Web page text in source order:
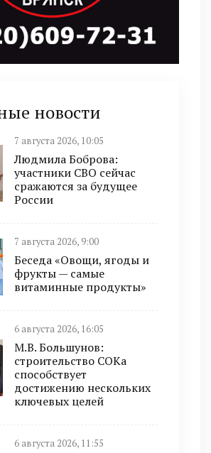
новости
7 августа 2026, 10:05
Людмила Боброва:
участники СВО сейчас
сражаются за будущее
России
7 августа 2026, 9:00
Беседа «Овощи, ягоды и
фрукты — самые
витаминные продукты»
6 августа 2026, 16:05
М.В. Большунов:
строительство СОКа
способствует
достижению нескольких
ключевых целей
6 августа 2026, 11:55